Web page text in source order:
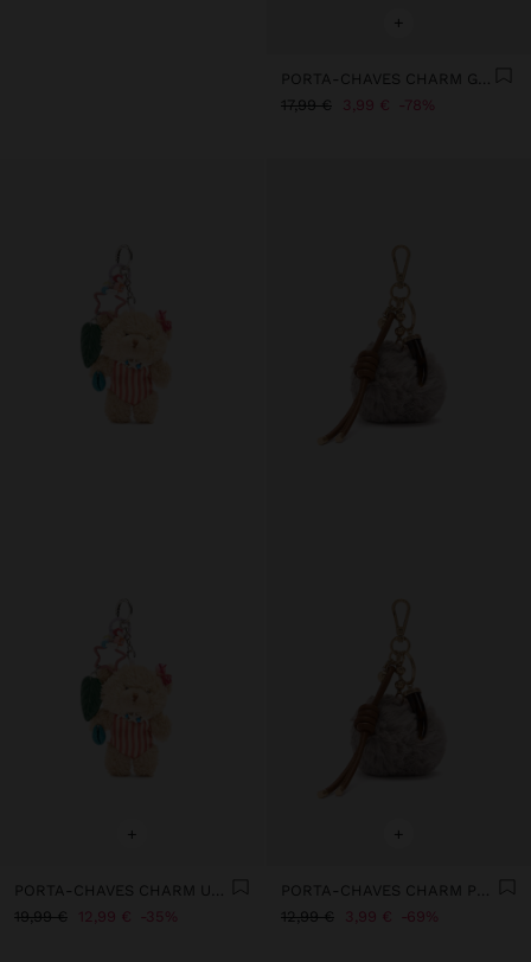
+
PORTA-CHAVES CHARM GIRAFA
17,99 €
3,99 € 78%
+
19,99 €
12,99 € 35%
+
12,99 €
3,99 € 69%